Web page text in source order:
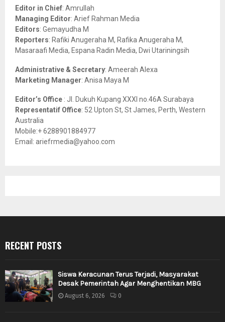
o
r
:
Editor in Chief: Amrullah
Managing Editor: Arief Rahman Media
Editors: Gemayudha M
Reporters: Rafiki Anugeraha M, Rafika Anugeraha M,
Masaraafi Media, Espana Radin Media, Dwi Utariningsih
Administrative & Secretary: Ameerah Alexa
Marketing Manager: Anisa Maya M
Editor’s Office : Jl. Dukuh Kupang XXXI no.46A Surabaya
Representatif Office: 52 Upton St, St James, Perth, Western
Australia
Mobile:+ 6288901884977
Email: ariefrmedia@yahoo.com
RECENT POSTS
Siswa Keracunan Terus Terjadi, Masyarakat
Desak Pemerintah Agar Menghentikan MBG
August 6, 2026 0